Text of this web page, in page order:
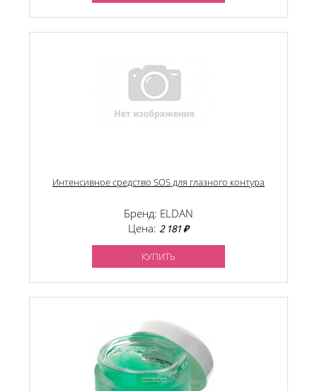
Интенсивное средство SOS для глазного контура
Бренд: ELDAN
Цена: 2 181 ₽
КУПИТЬ